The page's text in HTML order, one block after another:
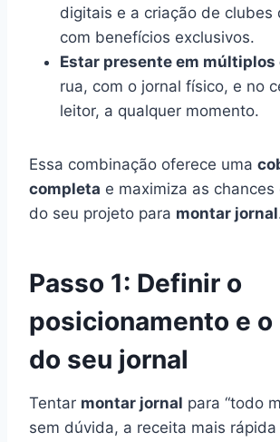
digitais e a criação de clubes
com benefícios exclusivos.
Estar presente em múltiplos
rua, com o jornal físico, e no
leitor, a qualquer momento.
Essa combinação oferece uma
completa e maximiza as
do seu projeto para montar jornal
Passo 1: Definir o
posicionamento e
do seu jornal
Tentar montar jornal para “todo
sem dúvida, a receita mais